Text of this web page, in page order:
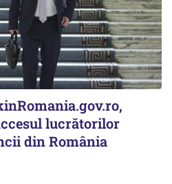
lucrătorilor
din România